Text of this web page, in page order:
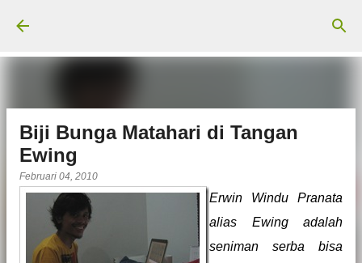
Biji Bunga Matahari di Tangan
Ewing
Februari 04, 2010
Erwin Windu Pranata
alias Ewing adalah
seniman serba bisa